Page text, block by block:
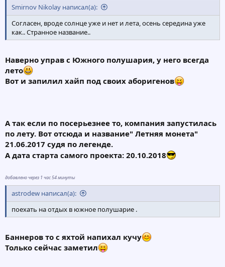
Smirnov Nikolay написал(а):
Согласен, вроде солнце уже и нет и лета, осень середина уже
как.. Странное название..
Наверно управ с Южного полушария, у него всегда
лето
Вот и запилил хайп под своих аборигенов
А так если по посерьезнее то, компания запустилась
по лету. Вот отсюда и название" Летняя монета"
21.06.2017 судя по легенде.
А дата старта самого проекта: 20.10.2018
добавлено через 1 час 54 минуты
astrodew написал(а):
поехать на отдых в южное полушарие .
Баннеров то с яхтой напихал кучу
Только сейчас заметил